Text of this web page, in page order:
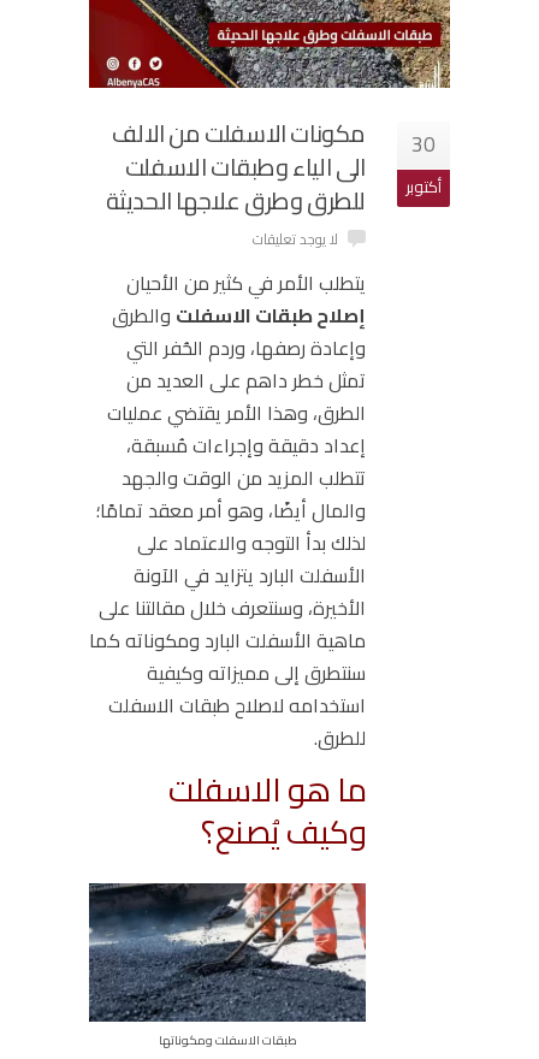
30
أكتوبر
مكونات الاسفلت من الالف
الى الياء وطبقات الاسفلت
للطرق وطرق علاجها الحديثة
لا يوجد تعليقات
يتطلب الأمر في كثير من الأحيان
إصلاحطبقات الاسفلت والطرق
وإعادة رصفها، وردم الحُفر التي
تمثل خطر داهم على العديد من
الطرق، وهذا الأمر يقتضي عمليات
إعداد دقيقة وإجراءات مُسبقة،
تتطلب المزيد من الوقت والجهد
والمال أيضًا، وهو أمر معقد تمامًا؛
لذلك بدأ التوجه والاعتماد على
الأسفلت البارد يتزايد في الآونة
الأخيرة، وسنتعرف خلال مقالتنا على
ماهية الأسفلت البارد ومكوناته كما
سنتطرق إلى مميزاته وكيفية
استخدامه لاصلاح طبقات الاسفلت
للطرق.
ما هو الاسفلت
وكيف يُصنع؟
طبقات الاسفلت ومكوناتها